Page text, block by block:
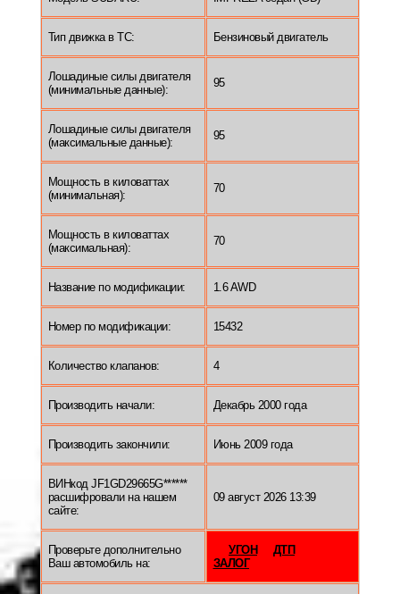
Тип движка в ТС: Бензиновый двигатель
Лошадиные силы двигателя
(минимальные данные):
95
Лошадиные силы двигателя
(максимальные данные):
95
Мощность в киловаттах
(минимальная):
70
Мощность в киловаттах
(максимальная):
70
Название по модификации: 1.6 AWD
Номер по модификации: 15432
Количество клапанов: 4
Производить начали: Декабрь 2000 года
Производить закончили: Июнь 2009 года
ВИНкод JF1GD29665G******
расшифровали на нашем
сайте:
09 август 2026 13:39
Проверьте дополнительно
Ваш автомобиль на:
УГОН
ДТП
ЗАЛОГ